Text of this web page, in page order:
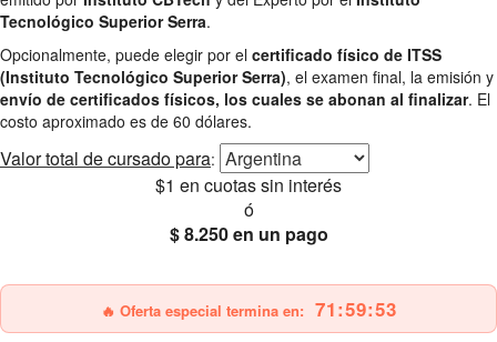
Tecnológico Superior Serra.
Opcionalmente, puede elegir por el certificado físico de ITSS
(Instituto Tecnológico Superior Serra), el examen final, la emisión y
envío de certificados físicos, los cuales se abonan al finalizar. El
costo aproximado es de 60 dólares.
Valor total de cursado para:
$1 en cuotas sin interés
ó
$ 8.250en un pago
🔥 Oferta especial termina en: 71:59:52